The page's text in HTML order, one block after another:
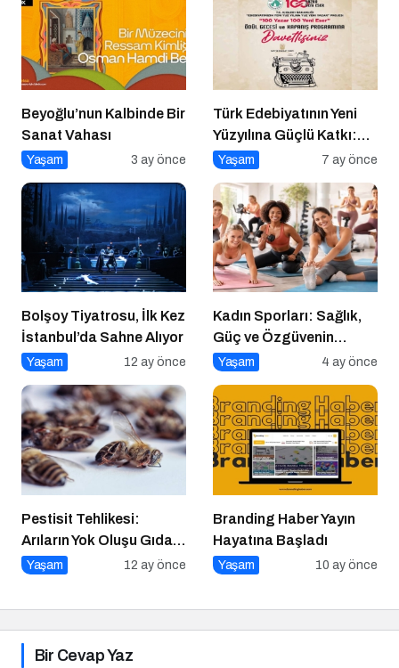
Beyoğlu’nun Kalbinde Bir
Sanat Vahası
Yaşam 3 ay önce
Türk Edebiyatının Yeni
Yüzyılına Güçlü Katkı:
“100 Yazar 100 Yeni
Gecesi
Yaşam 7 ay önce
Bolşoy Tiyatrosu, İlk Kez
İstanbul’da Sahne Alıyor
Yaşam 12 ay önce
Kadın Sporları: Sağlık,
Güç ve Özgüvenin
Anahtarı
Yaşam 4 ay önce
Pestisit Tehlikesi:
Arıların Yok Oluşu Gıda
Zincirini Çökertiyor!
Yaşam 12 ay önce
Branding Haber Yayın
Hayatına Başladı
Yaşam 10 ay önce
Bir Cevap Yaz